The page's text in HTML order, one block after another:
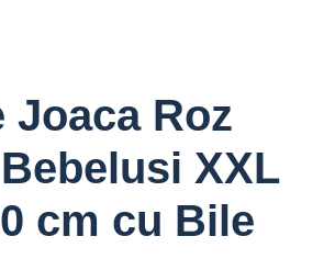
Joaca Roz
XXL
cm cu Bile